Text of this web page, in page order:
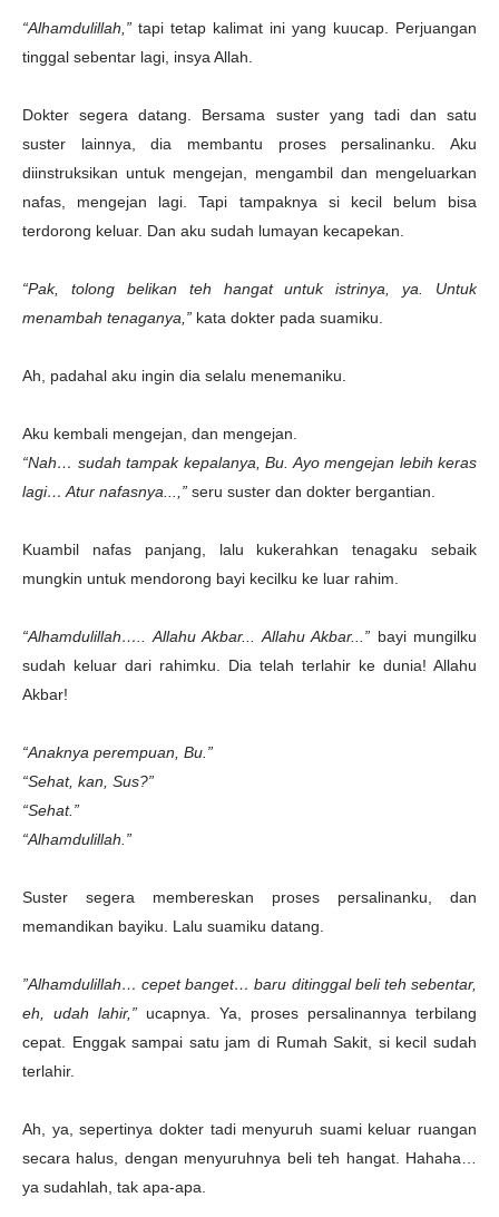
“Alhamdulillah,” tapi tetap kalimat ini yang kuucap. Perjuangan
tinggal sebentar lagi, insya Allah.
Dokter segera datang. Bersama suster yang tadi dan satu
suster lainnya, dia membantu proses persalinanku. Aku
diinstruksikan untuk mengejan, mengambil dan mengeluarkan
nafas, mengejan lagi. Tapi tampaknya si kecil belum bisa
terdorong keluar. Dan aku sudah lumayan kecapekan.
“Pak, tolong belikan teh hangat untuk istrinya, ya. Untuk
menambah tenaganya,” kata dokter pada suamiku.
Ah, padahal aku ingin dia selalu menemaniku.
Aku kembali mengejan, dan mengejan.
“Nah… sudah tampak kepalanya, Bu. Ayo mengejan lebih keras
lagi… Atur nafasnya...,” seru suster dan dokter bergantian.
Kuambil nafas panjang, lalu kukerahkan tenagaku sebaik
mungkin untuk mendorong bayi kecilku ke luar rahim.
“Alhamdulillah….. Allahu Akbar... Allahu Akbar...” bayi mungilku
sudah keluar dari rahimku. Dia telah terlahir ke dunia! Allahu
Akbar!
“Anaknya perempuan, Bu.”
“Sehat, kan, Sus?”
“Sehat.”
“Alhamdulillah.”
Suster segera membereskan proses persalinanku, dan
memandikan bayiku. Lalu suamiku datang.
”Alhamdulillah… cepet banget… baru ditinggal beli teh sebentar,
eh, udah lahir,” ucapnya. Ya, proses persalinannya terbilang
cepat. Enggak sampai satu jam di Rumah Sakit, si kecil sudah
terlahir.
Ah, ya, sepertinya dokter tadi menyuruh suami keluar ruangan
secara halus, dengan menyuruhnya beli teh hangat. Hahaha…
ya sudahlah, tak apa-apa.